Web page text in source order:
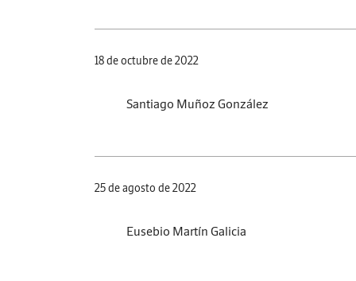
18 de octubre de 2022
Santiago Muñoz González
25 de agosto de 2022
Eusebio Martín Galicia